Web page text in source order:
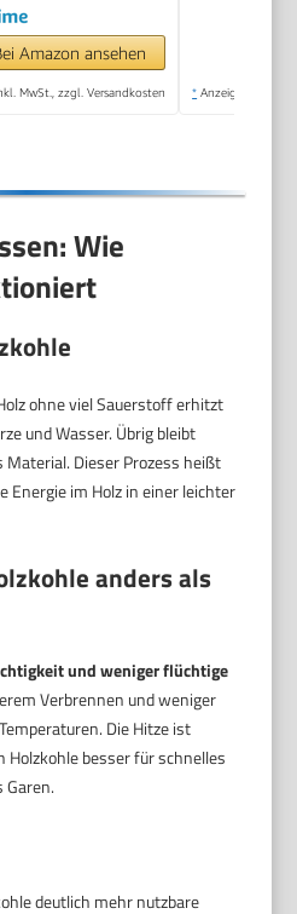
– Schwarz –
Grill für
& Terrasse
Amazon ansehen
MwSt., zzgl. Versandkosten * Anzeige
Wie
ohne viel Sauerstoff erhitzt
und Wasser. Übrig bleibt
Dieser Prozess heißt
Energie im Holz in einer leichter
anders als
und weniger flüchtige
Verbrennen und weniger
Die Hitze ist
Holzkohle besser für schnelles
deutlich mehr nutzbare